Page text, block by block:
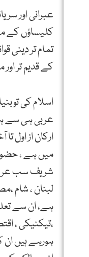
عبرانی اور
تمام تر دینی
کے قدیم تر
اسلام کی
عربی ہی سے
ارکان از اول
میں ہے ،
شریف سب
لبنان ، شام
ہے، ان سے
،تیکنیکی ،
ہورہے ہیں ان